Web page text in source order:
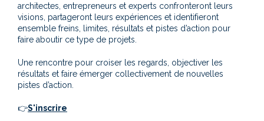
architectes, entrepreneurs et experts confronteront leurs
visions, partageront leurs expériences et identifieront
ensemble freins, limites, résultats et pistes d’action pour
faire aboutir ce type de projets.
Une rencontre pour croiser les regards, objectiver les
résultats et faire émerger collectivement de nouvelles
pistes d’action.
👉S'inscrire